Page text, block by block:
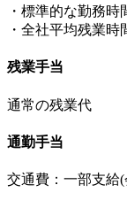
・標準的な勤務時
・全社平均残業時
残業手当
通常の残業代
通勤手当
交通費：一部支